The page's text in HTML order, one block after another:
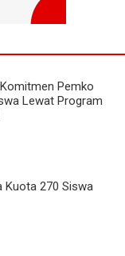
Pemko
Lewat Program
Kuota 270 Siswa